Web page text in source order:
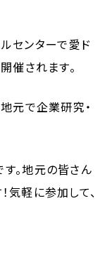
センターで愛ド
催されます。
元で企業研究・
。地元の皆さん
気軽に参加して、